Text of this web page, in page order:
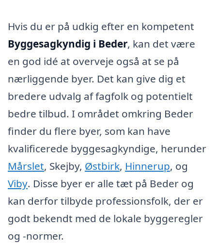
Hvis du er på udkig efter en kompetent
Byggesagkyndig i Beder, kan det være
en god idé at overveje også at se på
nærliggende byer. Det kan give dig et
bredere udvalg af fagfolk og potentielt
bedre tilbud. I området omkring Beder
finder du flere byer, som kan have
kvalificerede byggesagkyndige, herunder
Mårslet, Skejby, Østbirk, Hinnerup, og
Viby. Disse byer er alle tæt på Beder og
kan derfor tilbyde professionsfolk, der er
godt bekendt med de lokale byggeregler
og -normer.